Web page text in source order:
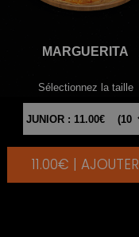
MARGUERITA
Sélectionnez la taille
|
11.00€ | AJOUTER